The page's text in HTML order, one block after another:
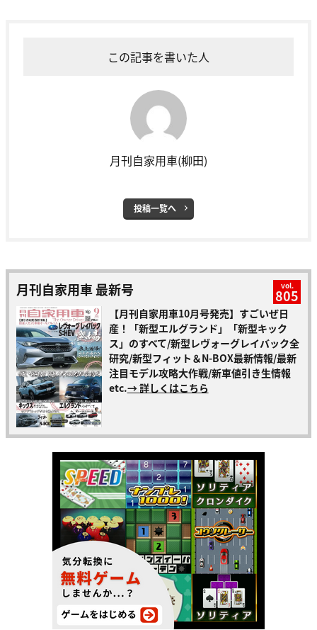
この記事を書いた人
月刊自家用車(柳田)
投稿一覧へ
月刊自家用車 最新号 vol.
805
【月刊自家用車10月号発売】すごいぜ日
産！「新型エルグランド」「新型キック
ス」のすべて/新型レヴォーグレイバック全
研究/新型フィット＆N-BOX最新情報/最新
注目モデル攻略大作戦/新車値引き生情報
etc.→ 詳しくはこちら